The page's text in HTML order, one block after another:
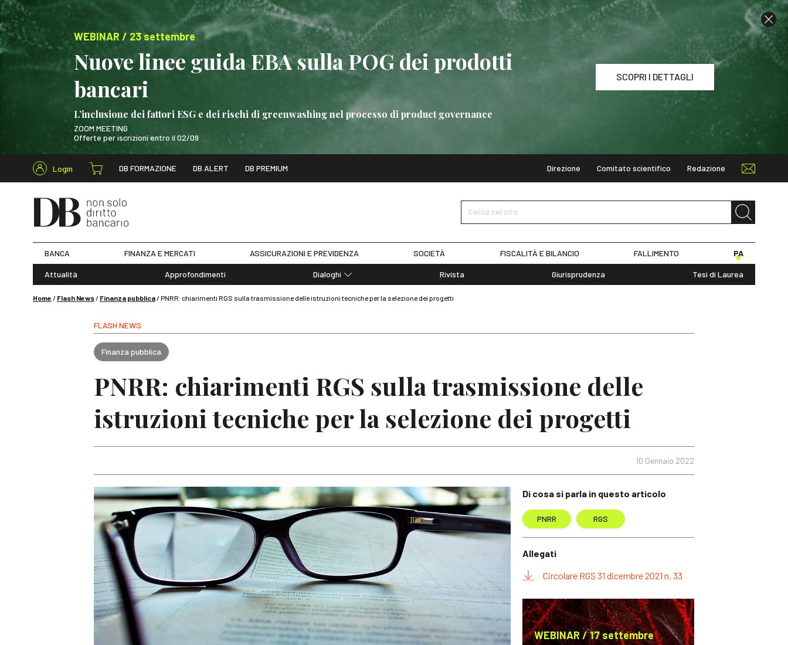
WEBINAR / 23 settembre
Nuove linee guida EBA sulla POG dei prodotti
bancari
L’inclusione dei fattori ESG e dei rischi di greenwashing nel processo di product governance
ZOOM MEETING
Offerte per iscrizioni entro il 02/09
SCOPRI I DETTAGLI
WEBINAR / 23 settembre Nuove linee guida EBA sulla POG dei prodotti bancari SCOPRI I DETTAGLI
Login DB FORMAZIONE DB ALERT DB PREMIUM Direzione Comitato scientifico Redazione
Cerca nel sito
Cerca nel sito
BANCA FINANZA E MERCATI ASSICURAZIONI E PREVIDENZA SOCIETÀ FISCALITÀ E BILANCIO FALLIMENTO PA
Attualità Approfondimenti
Dialoghi
Rivista Giurisprudenza Tesi di Laurea
Home / Flash News/ Finanza pubblica/PNRR: chiarimenti RGS sulla trasmissione delle istruzioni tecniche per la selezione dei progetti
FLASH NEWS
Finanza pubblica
PNRR: chiarimenti RGS sulla trasmissione delle
istruzioni tecniche per la selezione dei progetti
10 Gennaio 2022
Di cosa si parla in questo articolo
PNRR RGS
Allegati
Circolare RGS 31 dicembre 2021 n. 33
WEBINAR / 17 settembre